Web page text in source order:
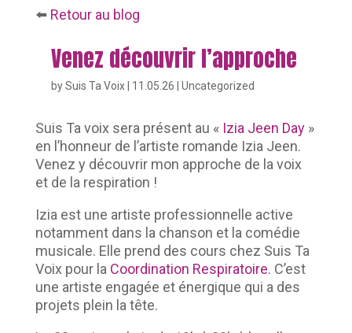
⬅️ Retour au blog
Venez découvrir l’approche
bySuis Ta Voix| 11.05.26 Uncategorized
Suis Ta voix sera présent au « Izia Jeen Day»
en l’honneur de l’artiste romande Izia Jeen.
Venez y découvrir mon approche de la voix
et de la respiration !
Izia est une artiste professionnelle active
notamment dans la chanson et la comédie
musicale. Elle prend des cours chez Suis Ta
Voix pour la Coordination Respiratoire. C’est
une artiste engagée et énergique qui a des
projets plein la tête.